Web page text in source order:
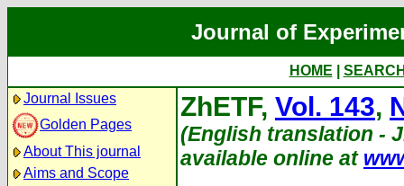
Journal of
HOME
Journal Issues
Golden Pages
About This journal
Aims and Scope
ZhETF, Vol. 143,
(English translation -
available online at